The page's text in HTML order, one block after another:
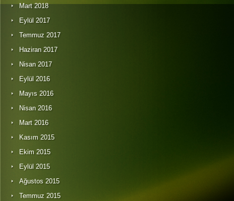
Mart 2018
Eylül 2017
Temmuz 2017
Haziran 2017
Nisan 2017
Eylül 2016
Mayıs 2016
Nisan 2016
Mart 2016
Kasım 2015
Ekim 2015
Eylül 2015
Ağustos 2015
Temmuz 2015